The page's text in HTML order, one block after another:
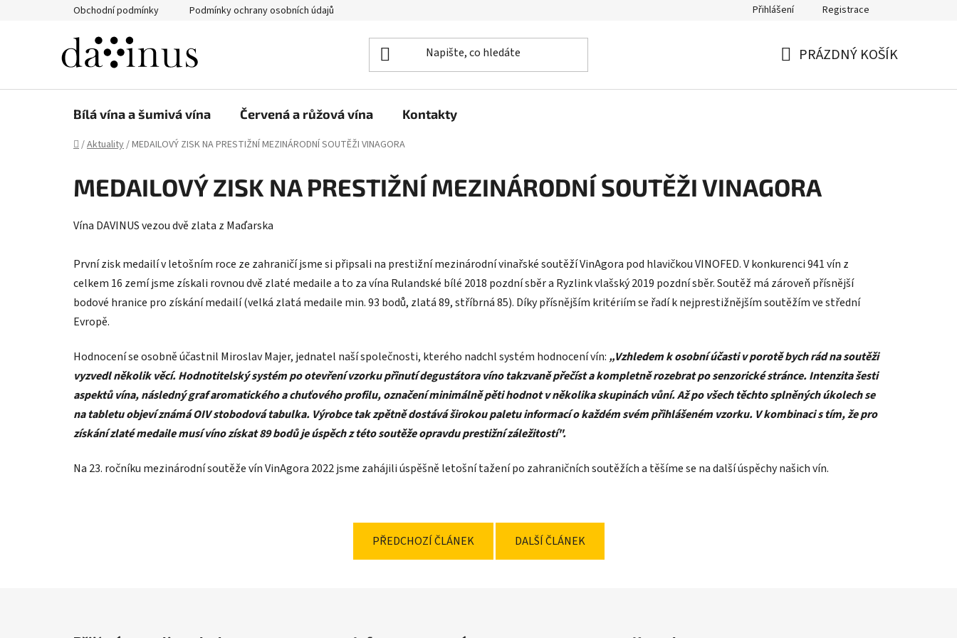
Obchodní podmínky Podmínky ochrany osobních údajů Přihlášení Registrace
PRÁZDNÝ KOŠÍK
Bílá vína a šumivá vína Červená a růžová vína Kontakty
Domů
/Aktuality/MEDAILOVÝ ZISK NA PRESTIŽNÍ MEZINÁRODNÍ SOUTĚŽI VINAGORA
MEDAILOVÝ ZISK NA PRESTIŽNÍ MEZINÁRODNÍ SOUTĚŽI VINAGORA
Vína DAVINUS vezou dvě zlata z Maďarska
První zisk medailí v letošním roce ze zahraničí jsme si připsali na prestižní mezinárodní vinařské soutěží VinAgora pod hlavičkou VINOFED. V konkurenci 941 vín z
celkem 16 zemí jsme získali rovnou dvě zlaté medaile a to za vína Rulandské bílé 2018 pozdní sběr a Ryzlink vlašský 2019 pozdní sběr. Soutěž má zároveň přísnější
bodové hranice pro získání medailí (velká zlatá medaile min. 93 bodů, zlatá 89, stříbrná 85). Díky přísnějším kritériím se řadí k nejprestižnějším soutěžím ve střední
Evropě.
Hodnocení se osobně účastnil Miroslav Majer, jednatel naší společnosti, kterého nadchl systém hodnocení vín: „Vzhledem k osobní účasti v porotě bych rád na soutěži
vyzvedl několik věcí. Hodnotitelský systém po otevření vzorku přinutí degustátora víno takzvaně přečíst a kompletně rozebrat po senzorické stránce. Intenzita šesti
aspektů vína, následný graf aromatického a chuťového profilu, označení minimálně pěti hodnot v několika skupinách vůní. Až po všech těchto splněných úkolech se
na tabletu objeví známá OIV stobodová tabulka. Výrobce tak zpětně dostává širokou paletu informací o každém svém přihlášeném vzorku. V kombinaci s tím, že pro
získání zlaté medaile musí víno získat 89 bodů je úspěch z této soutěže opravdu prestižní záležitostí".
Na 23. ročníku mezinárodní soutěže vín VinAgora 2022 jsme zahájili úspěšně letošní tažení po zahraničních soutěžích a těšíme se na další úspěchy našich vín.
PŘEDCHOZÍ ČLÁNEK DALŠÍ ČLÁNEK